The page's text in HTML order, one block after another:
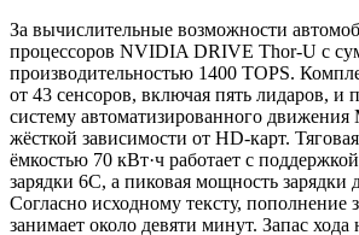
За вычислительные возможности
процессоров NVIDIA DRIVE Thor-U с
производительностью 1400 TOPS.
от 43 сенсоров, включая пять лидаров, и
систему автоматизированного движения
жёсткой зависимости от HD-карт.
ёмкостью 70 кВт·ч работает с
зарядки 6C, а пиковая мощность зарядки
Согласно исходному тексту, пополнение
занимает около девяти минут. Запас хода